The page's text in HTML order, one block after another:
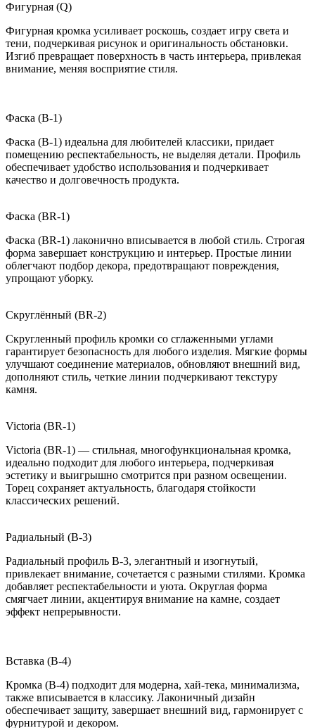
Фигурная (Q)
Фигурная кромка усиливает роскошь, создает игру света и
тени, подчеркивая рисунок и оригинальность обстановки.
Изгиб превращает поверхность в часть интерьера, привлекая
внимание, меняя восприятие стиля.
Фаска (B-1)
Фаска (B-1) идеальна для любителей классики, придает
помещению респектабельность, не выделяя детали. Профиль
обеспечивает удобство использования и подчеркивает
качество и долговечность продукта.
Фаска (BR-1)
Фаска (BR-1) лаконично вписывается в любой стиль. Строгая
форма завершает конструкцию и интерьер. Простые линии
облегчают подбор декора, предотвращают повреждения,
упрощают уборку.
Скруглённый (BR-2)
Скругленный профиль кромки со сглаженными углами
гарантирует безопасность для любого изделия. Мягкие формы
улучшают соединение материалов, обновляют внешний вид,
дополняют стиль, четкие линии подчеркивают текстуру
камня.
Victoria (BR-1)
Victoria (BR-1) — стильная, многофункциональная кромка,
идеально подходит для любого интерьера, подчеркивая
эстетику и выигрышно смотрится при разном освещении.
Торец сохраняет актуальность, благодаря стойкости
классических решений.
Радиальный (B-3)
Радиальный профиль B-3, элегантный и изогнутый,
привлекает внимание, сочетается с разными стилями. Кромка
добавляет респектабельности и уюта. Округлая форма
смягчает линии, акцентируя внимание на камне, создает
эффект непрерывности.
Вставка (B-4)
Кромка (B-4) подходит для модерна, хай-тека, минимализма,
также вписывается в классику. Лаконичный дизайн
обеспечивает защиту, завершает внешний вид, гармонирует с
фурнитурой и декором.